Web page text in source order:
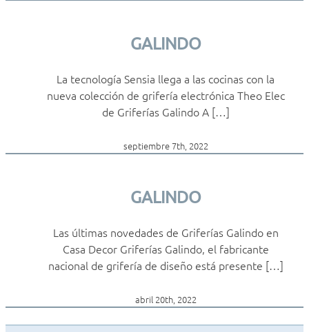
GALINDO
La tecnología Sensia llega a las cocinas con la
nueva colección de grifería electrónica Theo Elec
de Griferías Galindo A […]
septiembre 7th, 2022
GALINDO
Las últimas novedades de Griferías Galindo en
Casa Decor Griferías Galindo, el fabricante
nacional de grifería de diseño está presente […]
abril 20th, 2022